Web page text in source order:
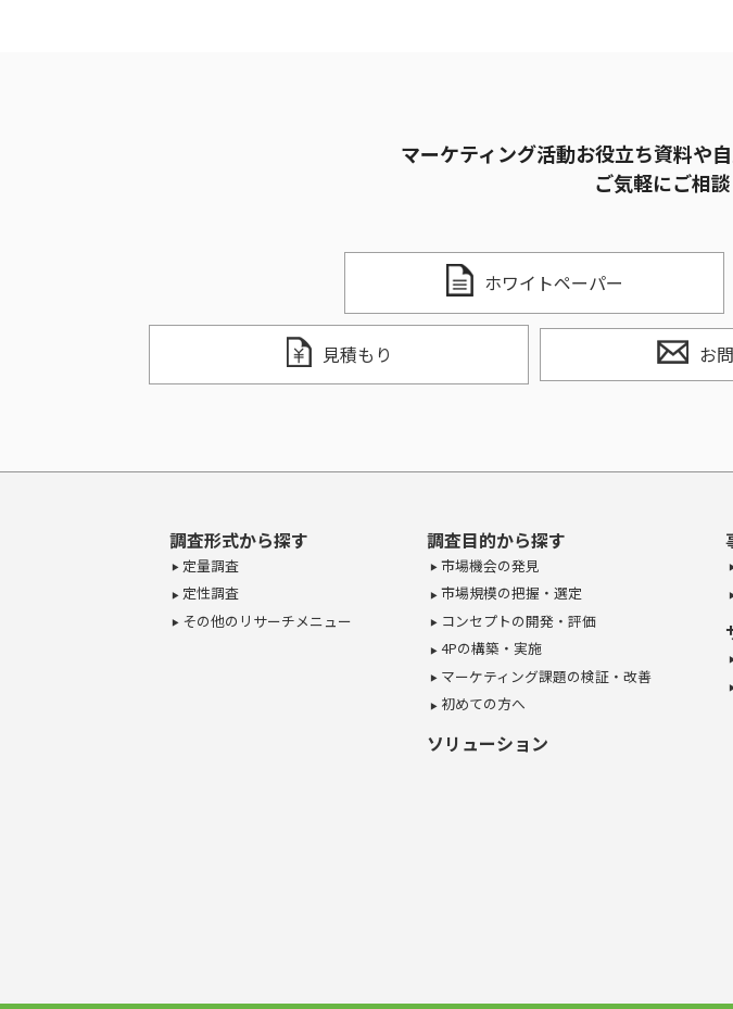
マーケティング活動お役立ち資料や
ご気軽にご相
ホワイトペーパー
見積もり お
調査形式から探す
定量調査
定性調査
その他のリサーチメニュー
調査目的から探す
市場機会の発見
市場規模の把握・選定
コンセプトの開発・評価
4Pの構築・実施
マーケティング課題の検証・改善
初めての方へ
ソリューション